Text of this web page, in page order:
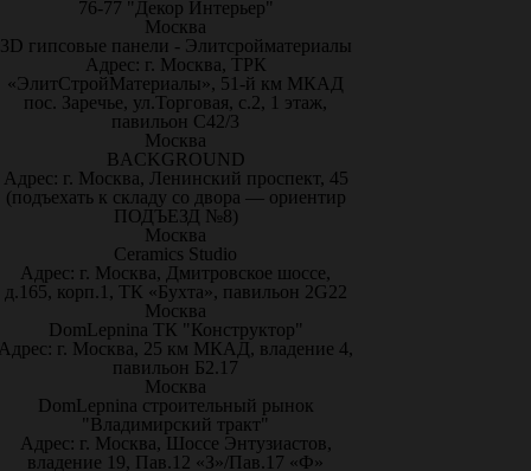
76-77 "Декор Интерьер"
Москва
3D гипсовые панели - Элитсройматериалы
Адрес: г. Москва, ТРК
«ЭлитСтройМатериалы», 51-й км МКАД
пос. Заречье, ул.Торговая, с.2, 1 этаж,
павильон С42/3
Москва
BACKGROUND
Адрес: г. Москва, Ленинский проспект, 45
(подъехать к складу со двора — ориентир
ПОДЪЕЗД №8)
Москва
Ceramics Studio
Адрес: г. Москва, Дмитровское шоссе,
д.165, корп.1, ТК «Бухта», павильон 2G22
Москва
DomLepnina ТК "Конструктор"
г. Москва, 25 км МКАД, владение 4,
павильон Б2.17
Москва
DomLepnina строительный рынок
"Владимирский тракт"
Адрес: г. Москва, Шоссе Энтузиастов,
владение 19, Пав.12 «З»/Пав.17 «Ф»